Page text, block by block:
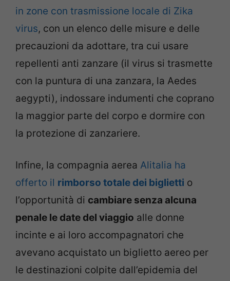
in zone con trasmissione locale di Zika
virus, con un elenco delle misure e delle
precauzioni da adottare, tra cui usare
repellenti anti zanzare (il virus si trasmette
con la puntura di una zanzara, la Aedes
aegypti), indossare indumenti che coprano
la maggior parte del corpo e dormire con
la protezione di zanzariere.
Infine, la compagnia aerea Alitalia ha
offerto il rimborso totale dei biglietti o
l’opportunità di cambiare senza alcuna
penale le date del viaggio alle donne
incinte e ai loro accompagnatori che
avevano acquistato un biglietto aereo per
le destinazioni colpite dall’epidemia del